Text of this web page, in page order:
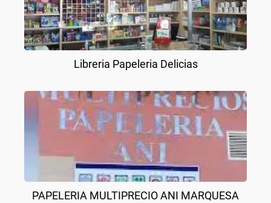
Libreria Papeleria Delicias
PAPELERIA MULTIPRECIO ANI MARQUESA